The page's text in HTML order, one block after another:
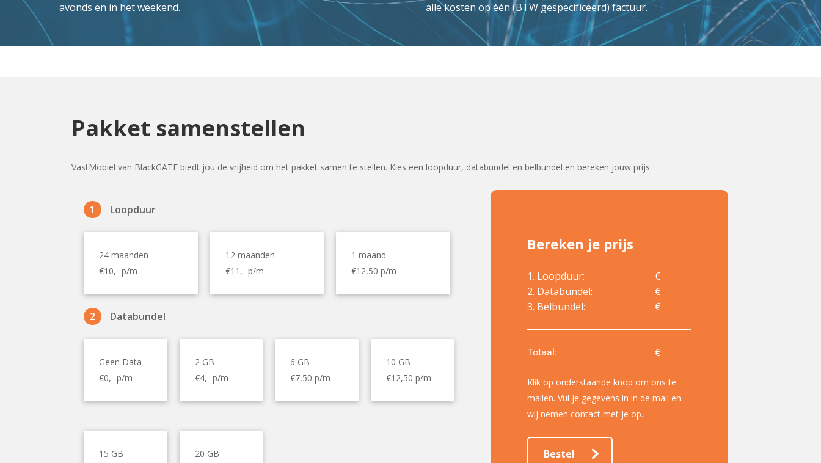
avonds en in het weekend.
alle kosten op één (BTW gespecificeerd) factuur.
Pakket samenstellen
VastMobiel van BlackGATE biedt jou de vrijheid om het pakket samen te stellen. Kies een loopduur, databundel en belbundel en bereken jouw prijs.
1 Loopduur
24 maanden
€10,- p/m
12 maanden
€11,- p/m
1 maand
€12,50 p/m
2 Databundel
Geen Data
€0,- p/m
2 GB
€4,- p/m
6 GB
€7,50 p/m
10 GB
€12,50 p/m
15 GB
20 GB
Bereken je prijs
1. Loopduur:
€
2. Databundel:
€
3. Belbundel:
€
Totaal: €
Klik op onderstaande knop om ons te
mailen. Vul je gegevens in in de mail en
wij nemen contact met je op.
Bestel